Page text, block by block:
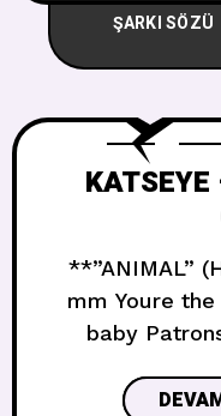
Tanrı’dan
söyledin Sex
ŞARKI SÖZÜ
**”ANIMAL”
mm Youre
baby
sophisticated